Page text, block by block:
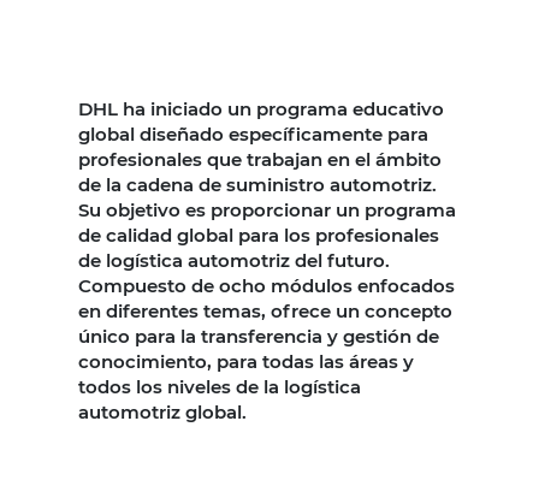
DHL ha iniciado un programa educativo
global diseñado específicamente para
profesionales que trabajan en el ámbito
de la cadena de suministro automotriz.
Su objetivo es proporcionar un programa
de calidad global para los profesionales
de logística automotriz del futuro.
Compuesto de ocho módulos enfocados
en diferentes temas, ofrece un concepto
único para la transferencia y gestión de
conocimiento, para todas las áreas y
todos los niveles de la logística
automotriz global.